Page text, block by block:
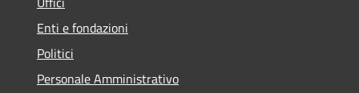
Enti e fondazioni
Politici
Personale Amministrativo